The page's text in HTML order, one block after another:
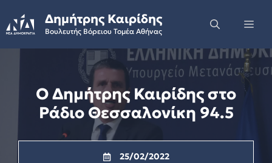
to
content
Δημήτρης Καιρίδης
Βουλευτής Βόρειου Τομέα Αθήνας
Ο Δημήτρης Καιρίδης στο
Ράδιο Θεσσαλονίκη 94.5
25/02/2022